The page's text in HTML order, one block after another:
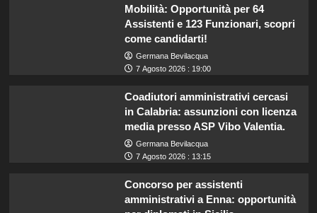
Mobilità: Opportunità per 64
Assistenti e 123 Funzionari, scopri
come candidarti!
Germana Bevilacqua
7 Agosto 2026 : 19:00
Coadiutori amministrativi cercasi
in Calabria: assunzioni con licenza
media presso ASP Vibo Valentia.
Germana Bevilacqua
7 Agosto 2026 : 13:15
Concorso per assistenti
amministrativi a Enna: opportunità